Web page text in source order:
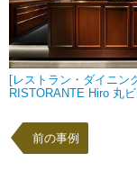
[レストラン・ダイニン
RISTORANTE Hiro 丸
前の事例